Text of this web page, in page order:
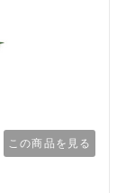
この商品を見る